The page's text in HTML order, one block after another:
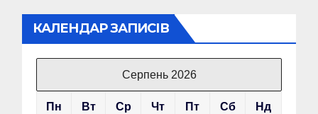
КАЛЕНДАР ЗАПИСІВ
Серпень 2026
Пн Вт Ср Чт Пт Сб Нд